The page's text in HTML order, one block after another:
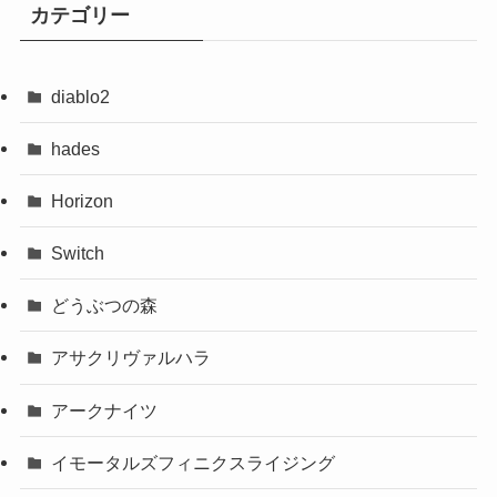
カテゴリー
diablo2
hades
Horizon
Switch
どうぶつの森
アサクリヴァルハラ
アークナイツ
イモータルズフィニクスライジング